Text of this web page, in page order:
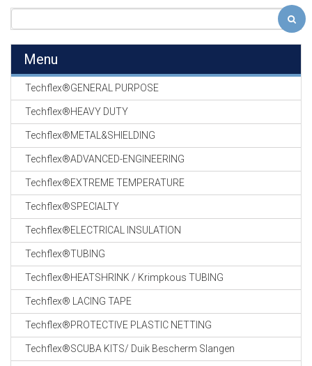
Menu
Techflex®GENERAL PURPOSE
Techflex®HEAVY DUTY
Techflex®METAL&SHIELDING
Techflex®ADVANCED-ENGINEERING
Techflex®EXTREME TEMPERATURE
Techflex®SPECIALTY
Techflex®ELECTRICAL INSULATION
Techflex®TUBING
Techflex®HEATSHRINK / Krimpkous TUBING
Techflex® LACING TAPE
Techflex®PROTECTIVE PLASTIC NETTING
Techflex®SCUBA KITS/ Duik Bescherm Slangen